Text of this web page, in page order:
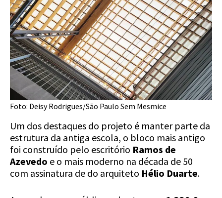
Foto: Deisy Rodrigues/São Paulo Sem Mesmice
Um dos destaques do projeto é manter parte da
estrutura da antiga escola, o bloco mais antigo
foi construído pelo escritório Ramos de
Azevedo e o mais moderno na década de 50
com assinatura de do arquiteto Hélio Duarte.